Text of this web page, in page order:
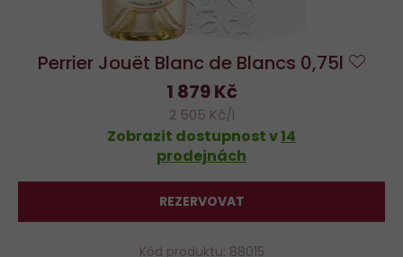
Perrier Jouët Blanc de Blancs 0,75l
1 879 Kč
2 505 Kč/l
Zobrazit dostupnost v14
prodejnách
REZERVOVAT
Kód produktu: 88015